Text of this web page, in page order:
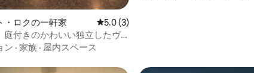
・ロクの一軒家 レビュー3件、5つ星中5.0つ星の平均評
5.0 (3)
庭付きのかわいい独立したヴ
ン · 家族 · 屋内スペース